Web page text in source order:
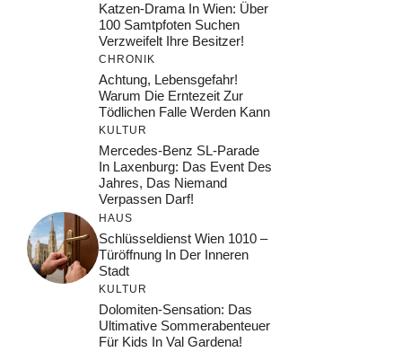
Katzen-Drama In Wien: Über
100 Samtpfoten Suchen
Verzweifelt Ihre Besitzer!
CHRONIK
Achtung, Lebensgefahr!
Warum Die Erntezeit Zur
Tödlichen Falle Werden Kann
KULTUR
Mercedes-Benz SL-Parade
In Laxenburg: Das Event Des
Jahres, Das Niemand
Verpassen Darf!
HAUS
Schlüsseldienst Wien 1010 –
Türöffnung In Der Inneren
Stadt
KULTUR
Dolomiten-Sensation: Das
Ultimative Sommerabenteuer
Für Kids In Val Gardena!